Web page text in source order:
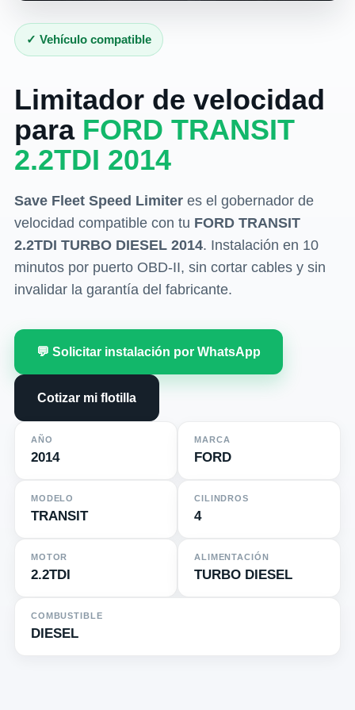
✓ Vehículo compatible
Limitador de velocidad
para FORD TRANSIT
2.2TDI 2014
Save Fleet Speed Limiteres el gobernador de
velocidad compatible con tu FORD TRANSIT
2.2TDI TURBO DIESEL 2014. Instalación en 10
minutos por puerto OBD-II, sin cortar cables y sin
invalidar la garantía del fabricante.
💬 Solicitar instalación por WhatsApp
Cotizar mi flotilla
AÑO
2014
MARCA
FORD
MODELO
TRANSIT
CILINDROS
4
MOTOR
2.2TDI
ALIMENTACIÓN
TURBO DIESEL
COMBUSTIBLE
DIESEL